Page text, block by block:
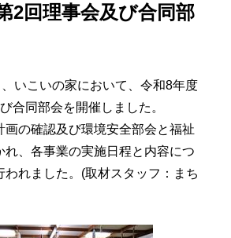
2回理事会及び合同部
いこいの家において、令和8年度
合同部会を開催しました。
の確認及び環境安全部会と福祉
れ、各事業の実施日程と内容につ
われました。(取材スタッフ：まち